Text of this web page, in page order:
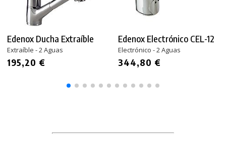
Edenox Ducha Extraíble
Extraíble - 2 Aguas
195,20 €
Edenox Electrónico CEL-12
Electrónico - 2 Aguas
344,80 €